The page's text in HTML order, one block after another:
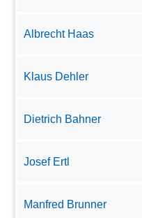
Albrecht Haas
Klaus Dehler
Dietrich Bahner
Josef Ertl
Manfred Brunner